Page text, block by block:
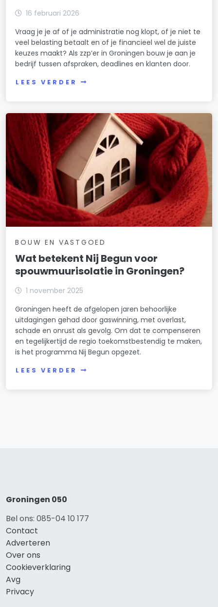
16 februari 2026
Vraag je je af of je administratie nog klopt, of je niet te
veel belasting betaalt en of je financieel wel de juiste
keuzes maakt? Als zzp’er in Groningen bouw je aan je
bedrijf tussen afspraken, deadlines en klanten door.
LEES VERDER
BOUW EN VASTGOED
Wat betekent Nij Begun voor
spouwmuurisolatie in Groningen?
1 november 2025
Groningen heeft de afgelopen jaren behoorlijke
uitdagingen gehad door gaswinning, met overlast,
schade en onrust als gevolg. Om dat te compenseren
en tegelijkertijd de regio toekomstbestendig te maken,
is het programma Nij Begun opgezet.
LEES VERDER
Groningen 050
Bel ons: 085-04 10 177
Contact
Adverteren
Over ons
Cookieverklaring
Avg
Privacy